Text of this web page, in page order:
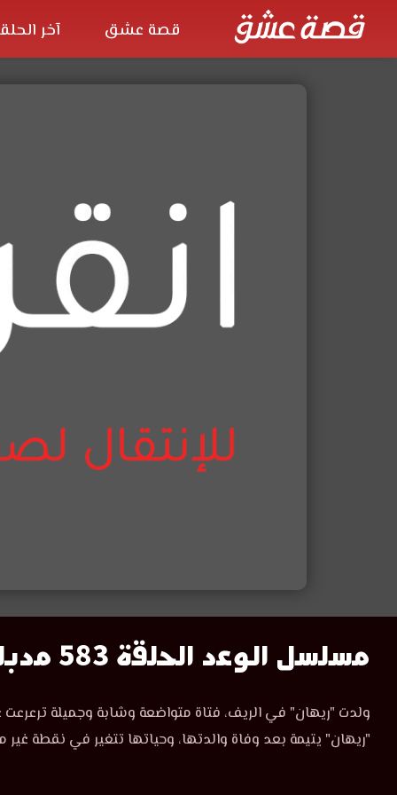
قصة عشق آخر
مسلسل
الوعد
الحلقة
مسلسل الوعد الحلقة 583 مدبلج
مسلسل
الوعد
الحلقة
ولدت "ريهان" في الريف، فتاة متواضعة وشابة وجميلة ترعرعت
"ريهان" يتيمة بعد وفاة والدتها، وحياتها تتغير في نقطة غير